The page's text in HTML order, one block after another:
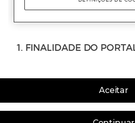
Aceitar